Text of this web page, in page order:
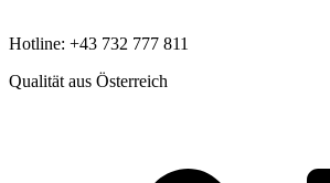
Hotline: +43 732 777 811
Qualität aus Österreich